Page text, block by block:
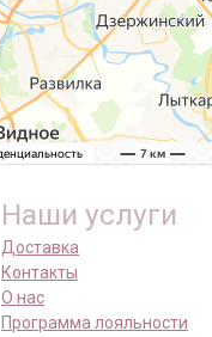
Наши услуги
Доставка
Контакты
О нас
Программа лояльности